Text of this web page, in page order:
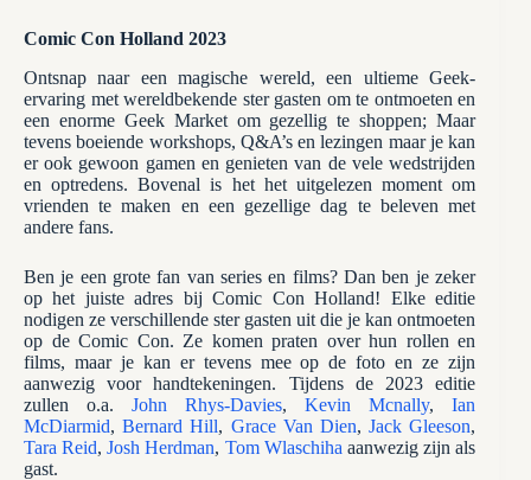
Comic Con Holland 2023
Ontsnap naar een magische wereld, een ultieme Geek-
ervaring met wereldbekende ster gasten om te ontmoeten en
een enorme Geek Market om gezellig te shoppen; Maar
tevens boeiende workshops, Q&A’s en lezingen maar je kan
er ook gewoon gamen en genieten van de vele wedstrijden
en optredens. Bovenal is het het uitgelezen moment om
vrienden te maken en een gezellige dag te beleven met
andere fans.
Ben je een grote fan van series en films? Dan ben je zeker
op het juiste adres bij Comic Con Holland! Elke editie
nodigen ze verschillende ster gasten uit die je kan ontmoeten
op de Comic Con. Ze komen praten over hun rollen en
films, maar je kan er tevens mee op de foto en ze zijn
aanwezig voor handtekeningen. Tijdens de 2023 editie
zullen o.a.John Rhys-Davies,Kevin Mcnally,Ian
McDiarmid,Bernard Hill, Grace Van Dien,Jack Gleeson,
Tara Reid,Josh Herdman, Tom Wlaschiha aanwezig zijn als
gast.